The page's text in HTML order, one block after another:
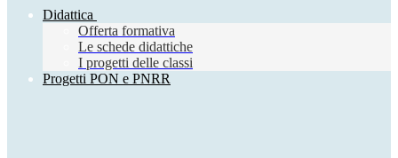
Didattica
Offerta formativa
Le schede didattiche
I progetti delle classi
Progetti PON e PNRR